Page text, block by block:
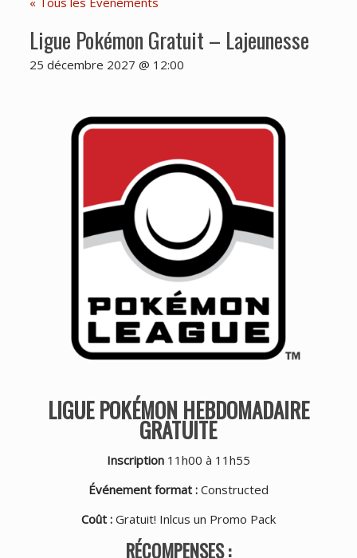
Ligue Pokémon Gratuit – Lajeunesse
25 décembre 2027 @ 12:00
LIGUE POKÉMON HEBDOMADAIRE
GRATUITE
Inscription 11h00 à 11h55
Événement format : Constructed
Coût :Gratuit! Inlcus un Promo Pack
RÉCOMPENSES :